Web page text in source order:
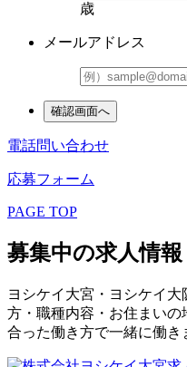
歳
メールアドレス
電話問い合わせ
応募フォーム
PAGE TOP
募集中の求人情報
ヨシケイ大宮・ヨシケイ
方・職種内容・お住まい
合った働き方で一緒に働き